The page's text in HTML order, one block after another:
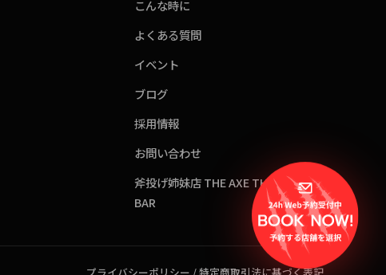
こんな時に
よくある質問
イベント
ブログ
採用情報
お問い合わせ
斧投げ姉妹店 THE AXE THROWING
BAR